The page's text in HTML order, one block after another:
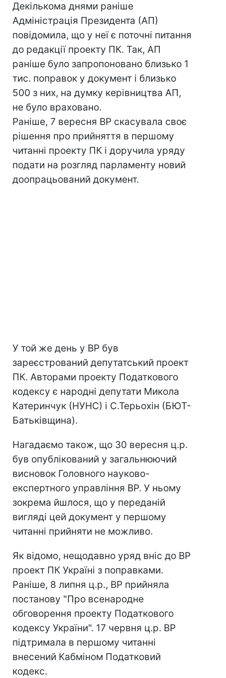
Декількома днями раніше
Адміністрація Президента (АП)
повідомила, що у неї є поточні питання
до редакції проекту ПК. Так, АП
раніше було запропоновано близько 1
тис. поправок у документ і близько
500 з них, на думку керівництва АП,
не було враховано.
Раніше, 7 вересня ВР скасувала своє
рішення про прийняття в першому
читанні проекту ПК і доручила уряду
подати на розгляд парламенту новий
доопрацьований документ.
У той же день у ВР був
зареєстрований депутатський проект
ПК. Авторами проекту Податкового
кодексу є народні депутати Микола
Катеринчук (НУНС) і С.Терьохін (БЮТ-
Батьківщина).
Нагадаємо також, що 30 вересня ц.р.
був опублікований у загальнюючий
висновок Головного науково-
експертного управління ВР. У ньому
зокрема йшлося, що у переданій
вигляді цей документ у першому
читанні прийняти не можливо.
Як відомо, нещодавно уряд вніс до ВР
проект ПК Україні з поправками.
Раніше, 8 липня ц.р., ВР прийняла
постанову "Про всенародне
обговорення проекту Податкового
кодексу України". 17 червня ц.р. ВР
підтримала в першому читанні
внесений Кабміном Податковий
кодекс.